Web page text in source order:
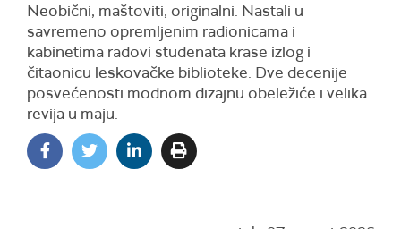
Neobični, maštoviti, originalni. Nastali u
savremeno opremljenim radionicama i
kabinetima radovi studenata krase izlog i
čitaonicu leskovačke biblioteke. Dve decenije
posvećenosti modnom dizajnu obeležiće i velika
revija u maju.